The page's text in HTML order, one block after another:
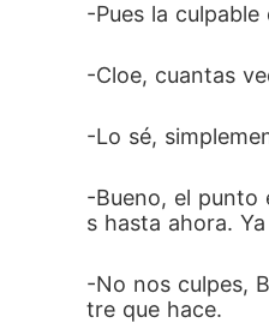
-Pues la
-Cloe, cuantas
-Lo sé,
-Bueno, el punto
s hasta ahora.
-No nos culpes,
tre que hace.